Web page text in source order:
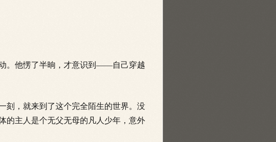
。他愣了半晌，才意识到——自己穿越
，就来到了这个完全陌生的世界。没
的主人是个无父无母的凡人少年，意外